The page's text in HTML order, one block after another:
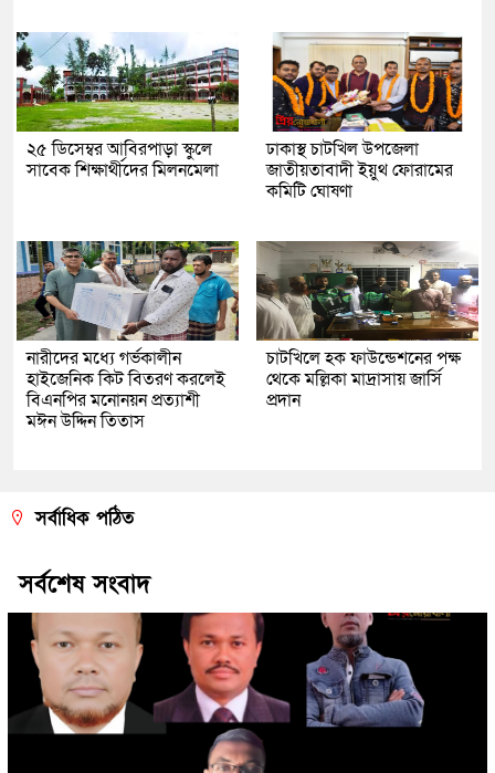
২৫ ডিসেম্বর আবিরপাড়া স্কুলে
সাবেক শিক্ষার্থীদের মিলনমেলা
ঢাকাস্থ চাটখিল উপজেলা
জাতীয়তাবাদী ইয়ুথ ফোরামের
কমিটি ঘোষণা
নারীদের মধ্যে গর্ভকালীন
হাইজেনিক কিট বিতরণ করলেই
বিএনপির মনোনয়ন প্রত্যাশী
মঈন উদ্দিন তিতাস
চাটখিলে হক ফাউন্ডেশনের পক্ষ
থেকে মল্লিকা মাদ্রাসায় জার্সি
প্রদান
সর্বাধিক পঠিত
সর্বশেষ সংবাদ